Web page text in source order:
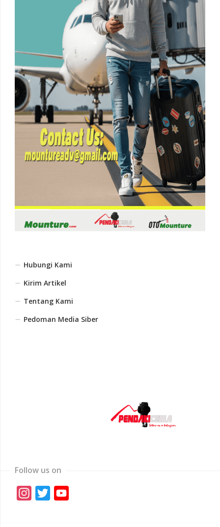
Hubungi Kami
Kirim Artikel
Tentang Kami
Pedoman Media Siber
Follow us on
Instagram
Twitter